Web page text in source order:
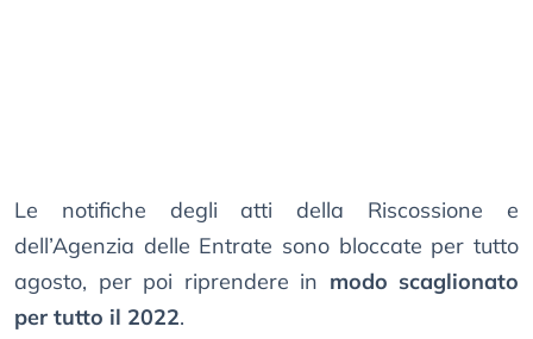
Le notifiche degli atti della Riscossione e
dell’Agenzia delle Entrate sono bloccate per tutto
agosto, per poi riprendere in modo scaglionato
per tutto il 2022.